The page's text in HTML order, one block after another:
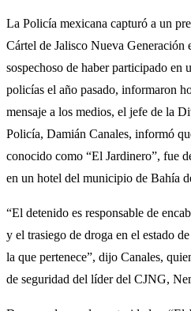
La Policía mexicana capturó a un
Cártel de Jalisco Nueva Generación
sospechoso de haber participado en
policías el año pasado, informaron
mensaje a los medios, el jefe de la
Policía, Damián Canales, informó
conocido como “El Jardinero”, fue
en un hotel del municipio de Bahía
“El detenido es responsable de
y el trasiego de droga en el estado
la que pertenece”, dijo Canales,
de seguridad del líder del CJNG,